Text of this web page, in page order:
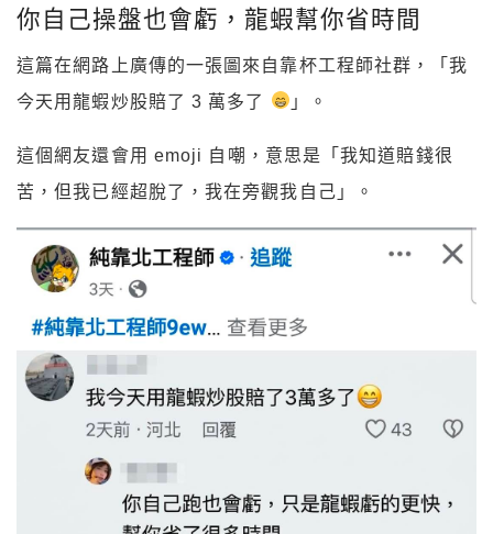
你自己操盤也會虧，龍蝦幫你省時間
這篇在網路上廣傳的一張圖來自靠杯工程師社群，「我
今天用龍蝦炒股賠了 3 萬多了
」。
這個網友還會用 emoji 自嘲，意思是「我知道賠錢很
苦，但我已經超脫了，我在旁觀我自己」。